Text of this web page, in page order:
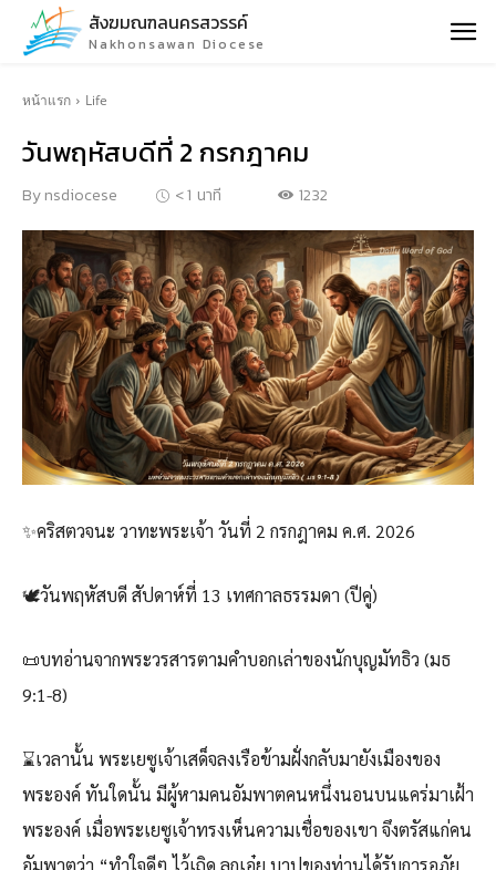
สังฆมณฑลนครสวรรค์
Nakhonsawan Diocese
หน้าแรก Life
วันพฤหัสบดีที่ 2 กรกฎาคม
Bynsdiocese < 1 นาที 1232
✨คริสตวจนะ วาทะพระเจ้า วันที่ 2 กรกฎาคม ค.ศ. 2026
🕊️วันพฤหัสบดี สัปดาห์ที่ 13 เทศกาลธรรมดา (ปีคู่)
📜บทอ่านจากพระวรสารตามคำบอกเล่าของนักบุญมัทธิว (มธ
9:1-8)
⌛เวลานั้น พระเยซูเจ้าเสด็จลงเรือข้ามฝั่งกลับมายังเมืองของ
พระองค์ ทันใดนั้น มีผู้หามคนอัมพาตคนหนึ่งนอนบนแคร่มาเฝ้า
พระองค์ เมื่อพระเยซูเจ้าทรงเห็นความเชื่อของเขา จึงตรัสแก่คน
อัมพาตว่า “ทำใจดีๆ ไว้เถิด ลูกเอ๋ย บาปของท่านได้รับการอภัย